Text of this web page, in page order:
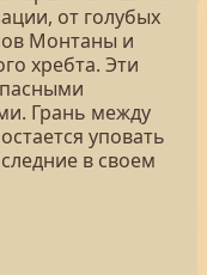
от голубых
Монтаны и
хребта. Эти
Грань между
уповать
в своем